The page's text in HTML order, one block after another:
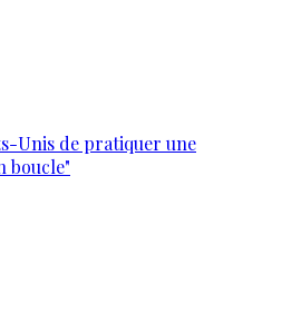
Unis de pratiquer une
boucle"